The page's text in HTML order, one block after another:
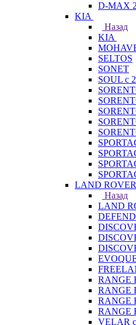
D-MAX
KIA
Назад
KIA
SELTOS
SONET
SOUL с
LAND ROVER
Назад
LAND
RANGE
RANGE
RANGE
RANGE
VELAR